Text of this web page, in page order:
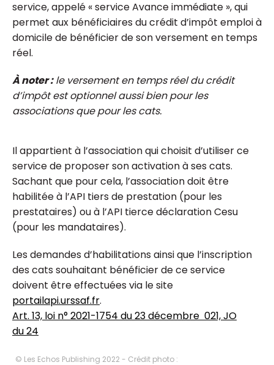
service, appelé « service Avance immédiate », qui
permet aux bénéficiaires du crédit d’impôt emploi à
domicile de bénéficier de son versement en temps
réel.
À noter :le versement en temps réel du crédit
d’impôt est optionnel aussi bien pour les
associations que pour les cats.
Il appartient à l’association qui choisit d’utiliser ce
service de proposer son activation à ses cats.
Sachant que pour cela, l’association doit être
habilitée à l’API tiers de prestation (pour les
prestataires) ou à l’API tierce déclaration Cesu
(pour les mandataires).
Les demandes d’habilitations ainsi que l’inscription
des cats souhaitant bénéficier de ce service
doivent être effectuées via le site
portailapi.urssaf.fr.
Art. 13, loi n° 2021-1754 du 23 décembre 021, JO
du 24
© Les Echos Publishing 2022 - Crédit photo :